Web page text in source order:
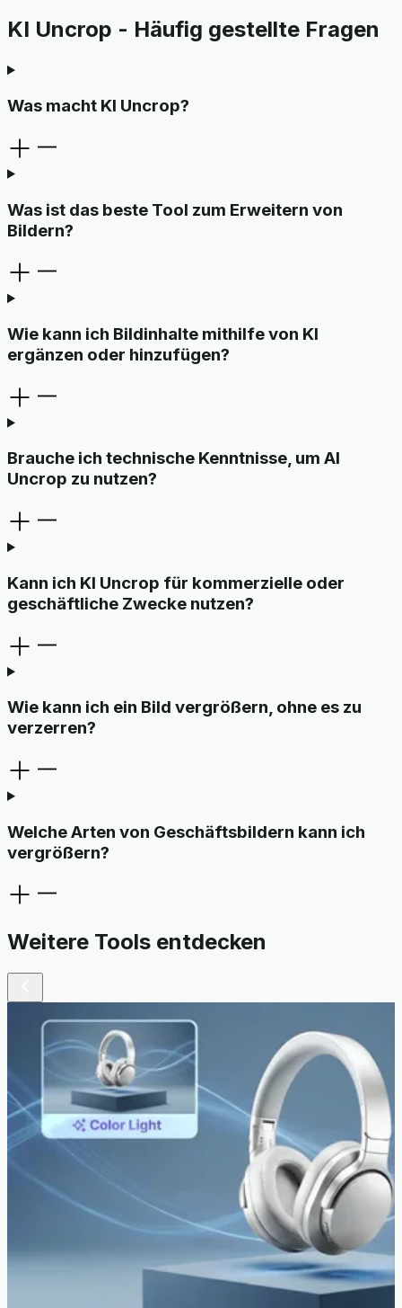
KI Uncrop - Häufig gestellte Fragen
Was macht KI Uncrop?
Was ist das beste Tool zum Erweitern von
Bildern?
Wie kann ich Bildinhalte mithilfe von KI
ergänzen oder hinzufügen?
Brauche ich technische Kenntnisse, um AI
Uncrop zu nutzen?
Kann ich KI Uncrop für kommerzielle oder
geschäftliche Zwecke nutzen?
Wie kann ich ein Bild vergrößern, ohne es zu
verzerren?
Welche Arten von Geschäftsbildern kann ich
vergrößern?
Weitere Tools entdecken